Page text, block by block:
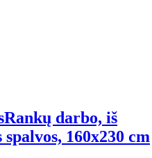
Rankų darbo, iš
160x230 cm